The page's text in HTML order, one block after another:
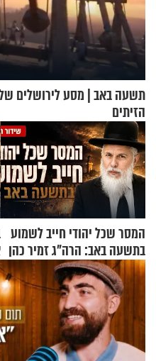
תשעה באב | מסע לירושלים
הזיתים
המסר שכל יהודי חייב לשמוע
בתשעה באב: הרה"ג זמיר כהן
בשיעור מיוחד